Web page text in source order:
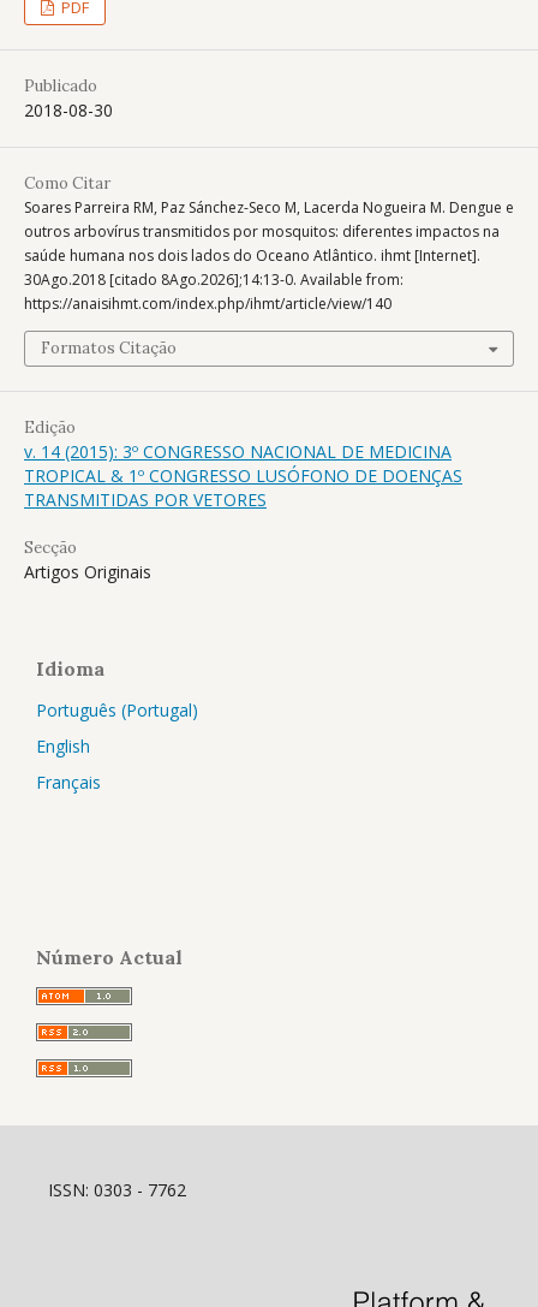
PDF
Publicado
2018-08-30
Como Citar
Soares Parreira RM, Paz Sánchez-Seco M, Lacerda Nogueira M. Dengue e
outros arbovírus transmitidos por mosquitos: diferentes impactos na
saúde humana nos dois lados do Oceano Atlântico. ihmt [Internet].
30Ago.2018 [citado 8Ago.2026];14:13-0. Available from:
https://anaisihmt.com/index.php/ihmt/article/view/140
Formatos Citação
Edição
v. 14 (2015): 3º CONGRESSO NACIONAL DE MEDICINA
TROPICAL & 1º CONGRESSO LUSÓFONO DE DOENÇAS
TRANSMITIDAS POR VETORES
Secção
Artigos Originais
Idioma
Português (Portugal)
English
Français
Número Actual
ISSN: 0303 - 7762